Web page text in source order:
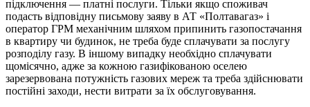
підключення — платні послуги. Тільки якщо споживач
подасть відповідну письмову заяву в АТ «Полтавагаз» і
оператор ГРМ механічним шляхом припинить газопостачання
в квартиру чи будинок, не треба буде сплачувати за послугу
розподілу газу. В іншому випадку необхідно сплачувати
щомісячно, адже за кожною газифікованою оселею
зарезервована потужність газових мереж та треба здійснювати
постійні заходи, нести витрати за їх обслуговування.